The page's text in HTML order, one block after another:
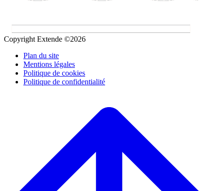
Copyright Extende ©2026
Plan du site
Mentions légales
Politique de cookies
Politique de confidentialité